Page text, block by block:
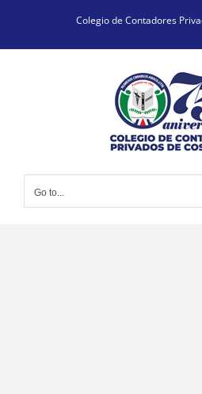
content
Colegio de Contadores
Go to...